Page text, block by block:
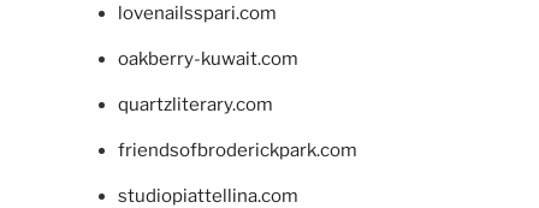
lovenailsspari.com
oakberry-kuwait.com
quartzliterary.com
friendsofbroderickpark.com
studiopiattellina.com